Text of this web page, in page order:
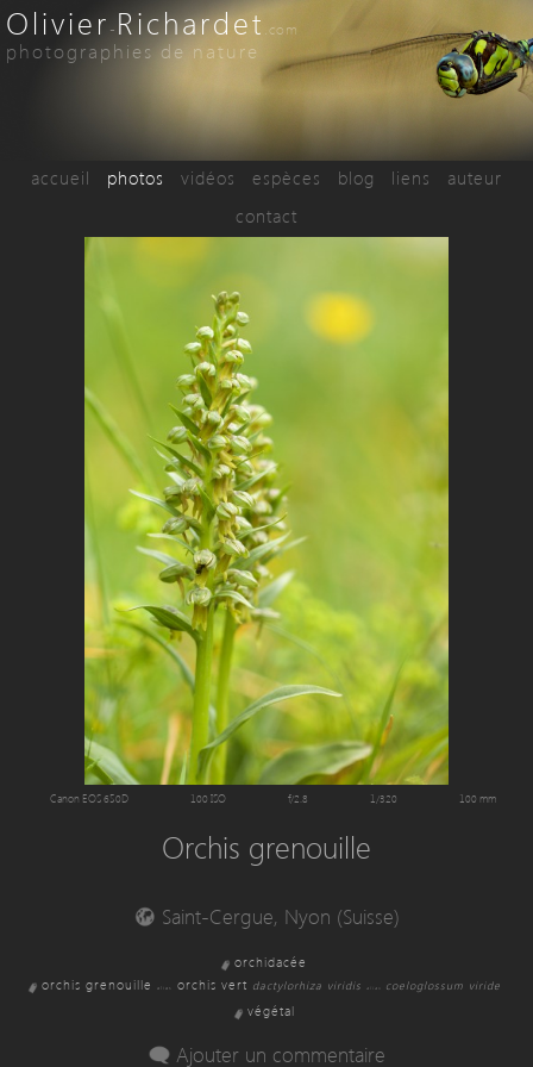
Olivier -Richardet .com
photographies de nature
accueil photos vidéos espèces blog liens
auteur
contact
Canon EOS 650D 100 ISO f/2.8 1/320 100 mm
Orchis grenouille
Saint-Cergue, Nyon (Suisse)
orchidacée
orchis grenouille
alias orchis vert dactylorhiza viridis alias coeloglossum viride
végétal
Ajouter un commentaire